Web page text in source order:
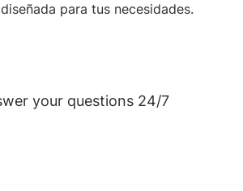
para tus necesidades.
your questions 24/7